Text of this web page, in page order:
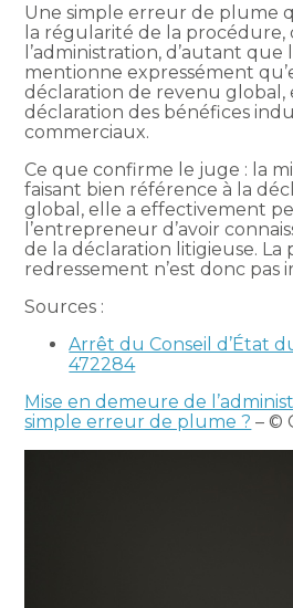
Une simple erreur de plume
la régularité de la procédure,
l’administration, d’autant
mentionne expressément
déclaration de revenu global,
déclaration des bénéfices
commerciaux.
Ce que confirme le juge : la
faisant bien référence à la
global, elle a effectivement
l’entrepreneur d’avoir
de la déclaration litigieuse. La
redressement n’est donc pas
Sources :
Arrêt du Conseil d’État
472284
Mise en demeure de
simple erreur de plume ? – ©